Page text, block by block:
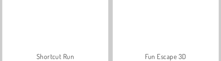
Shortcut Run Fun Escape 3D